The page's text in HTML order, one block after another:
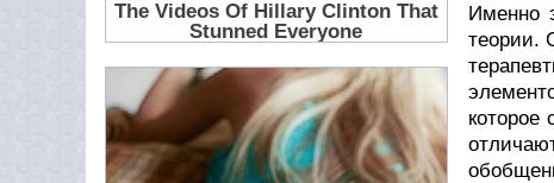
Именно
теории.
которое